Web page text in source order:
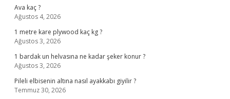
Ava kaç ?
Ağustos 4, 2026
1 metre kare plywood kaç kg ?
Ağustos 3, 2026
1 bardak un helvasına ne kadar şeker konur ?
Ağustos 3, 2026
Pileli elbisenin altına nasıl ayakkabı giyilir ?
Temmuz 30, 2026